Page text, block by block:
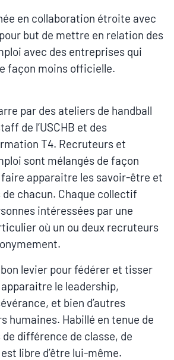
en collaboration étroite avec
but de mettre en relation des
avec des entreprises qui
façon moins officielle.
par des ateliers de handball
de l’USCHB et des
T4. Recruteurs et
sont mélangés de façon
apparaitre les savoir-être et
chacun. Chaque collectif
intéressées par une
où un ou deux recruteurs
levier pour fédérer et tisser
le leadership,
et bien d’autres
humaines. Habillé en tenue de
de différence de classe, de
libre d’être lui-même.